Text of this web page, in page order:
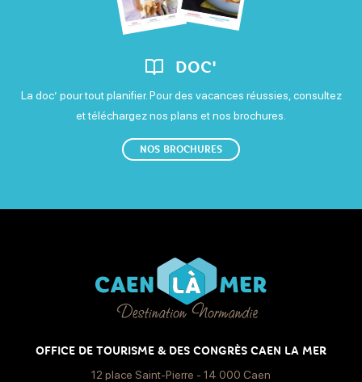
DOC'
La doc’ pour tout planifier. Pour des vacances réussies, consultez
et téléchargez nos plans et nos brochures.
NOS BROCHURES
OFFICE DE TOURISME & DES CONGRÈS CAEN LA MER
12 place Saint-Pierre - 14 000 Caen